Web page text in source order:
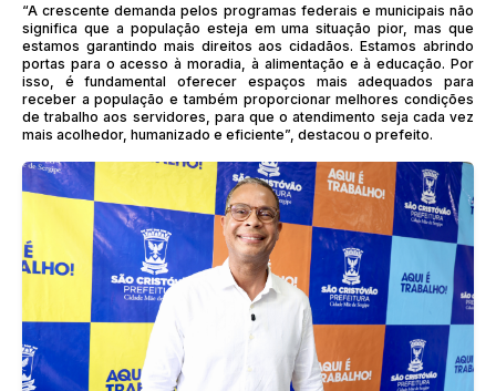
“A crescente demanda pelos programas federais e municipais não
significa que a população esteja em uma situação pior, mas que
estamos garantindo mais direitos aos cidadãos. Estamos abrindo
portas para o acesso à moradia, à alimentação e à educação. Por
isso, é fundamental oferecer espaços mais adequados para
receber a população e também proporcionar melhores condições
de trabalho aos servidores, para que o atendimento seja cada vez
mais acolhedor, humanizado e eficiente”, destacou o prefeito.